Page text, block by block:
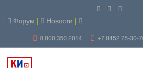
Форум | Новости |
8 800 350 2014 +7 8452 75-30-